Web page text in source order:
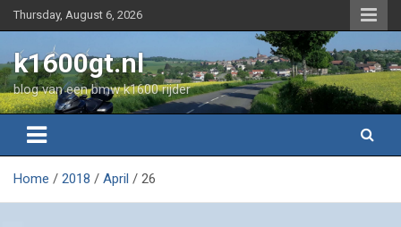
Skip
to
Thursday, August 6, 2026
k1600gt.nl
blog van een bmw k1600 rijder
Home 2018 April 26